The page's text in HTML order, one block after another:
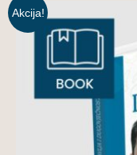
Akcija!